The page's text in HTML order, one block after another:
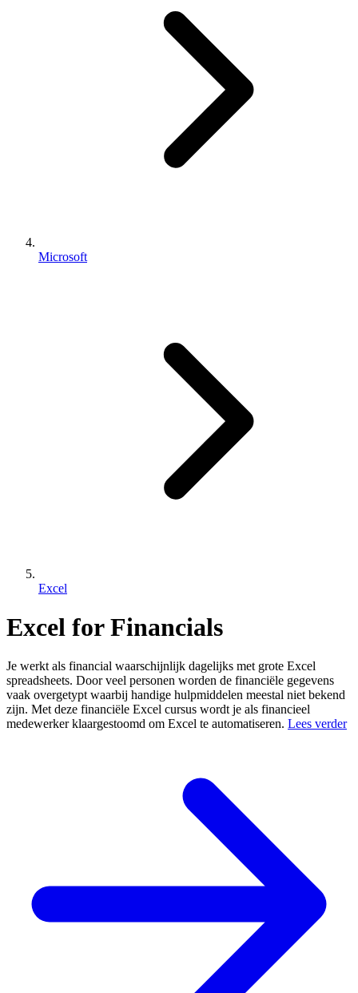
Microsoft
Excel
Excel for Financials
Je werkt als financial waarschijnlijk dagelijks met grote Excel
spreadsheets. Door veel personen worden de financiële gegevens
vaak overgetypt waarbij handige hulpmiddelen meestal niet bekend
zijn. Met deze financiële Excel cursus wordt je als financieel
medewerker klaargestoomd om Excel te automatiseren. Lees verder